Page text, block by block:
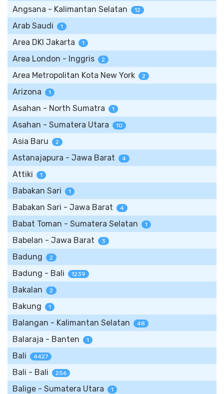
Angsana - Kalimantan Selatan 12
Arab Saudi 1
Area DKI Jakarta 1
Area London - Inggris 2
Area Metropolitan Kota New York 2
Arizona 1
Asahan - North Sumatra 1
Asahan - Sumatera Utara 10
Asia Baru 2
Astanajapura - Jawa Barat 4
Attiki 1
Babakan Sari 1
Babakan Sari - Jawa Barat 4
Babat Toman - Sumatera Selatan 1
Babelan - Jawa Barat 3
Badung 2
Badung - Bali 1239
Bakalan 2
Bakung 1
Balangan - Kalimantan Selatan 48
Balaraja - Banten 1
Bali 4427
Bali - Bali 256
Balige - Sumatera Utara 1